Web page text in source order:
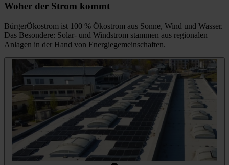
Woher der Strom kommt
BürgerÖkostrom ist 100 % Ökostrom aus Sonne, Wind und Wasser.
Das Besondere: Solar- und Windstrom stammen aus regionalen
Anlagen in der Hand von Energiegemeinschaften.